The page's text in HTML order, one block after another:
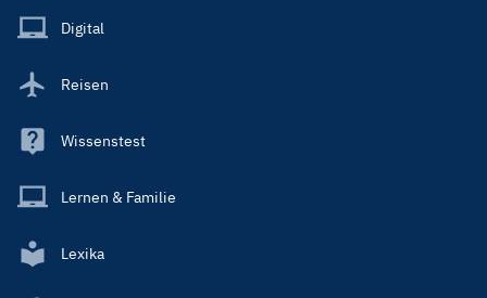
Main
Digital
Reisen
Wissenstest
Lernen & Familie
Lexika